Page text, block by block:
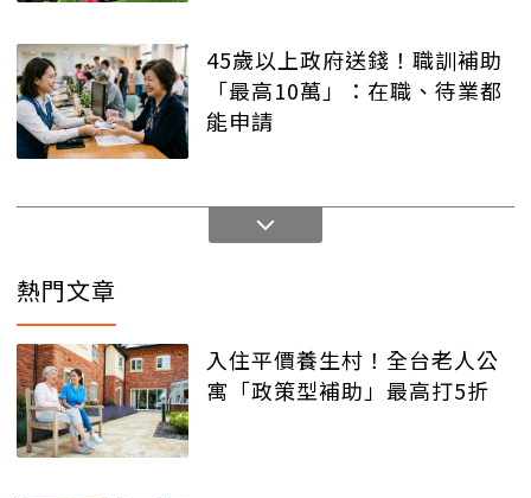
45歲以上政府送錢！職訓補助
「最高10萬」：在職、待業都
能申請
熱門文章
入住平價養生村！全台老人公
寓「政策型補助」最高打5折